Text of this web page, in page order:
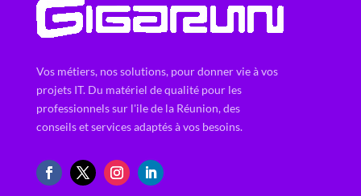
Vos métiers, nos solutions, pour donner vie à vos
projets IT. Du matériel de qualité pour les
professionnels sur l'ile de la Réunion, des
conseils et services adaptés à vos besoins.